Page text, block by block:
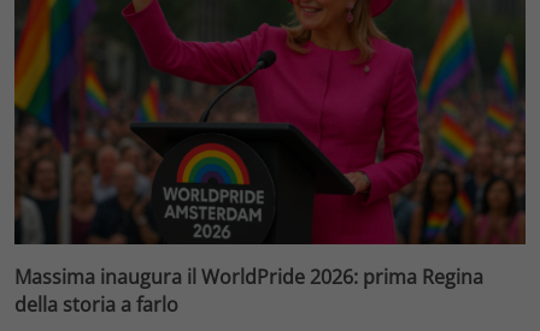
Massima inaugura il WorldPride 2026: prima Regina
della storia a farlo